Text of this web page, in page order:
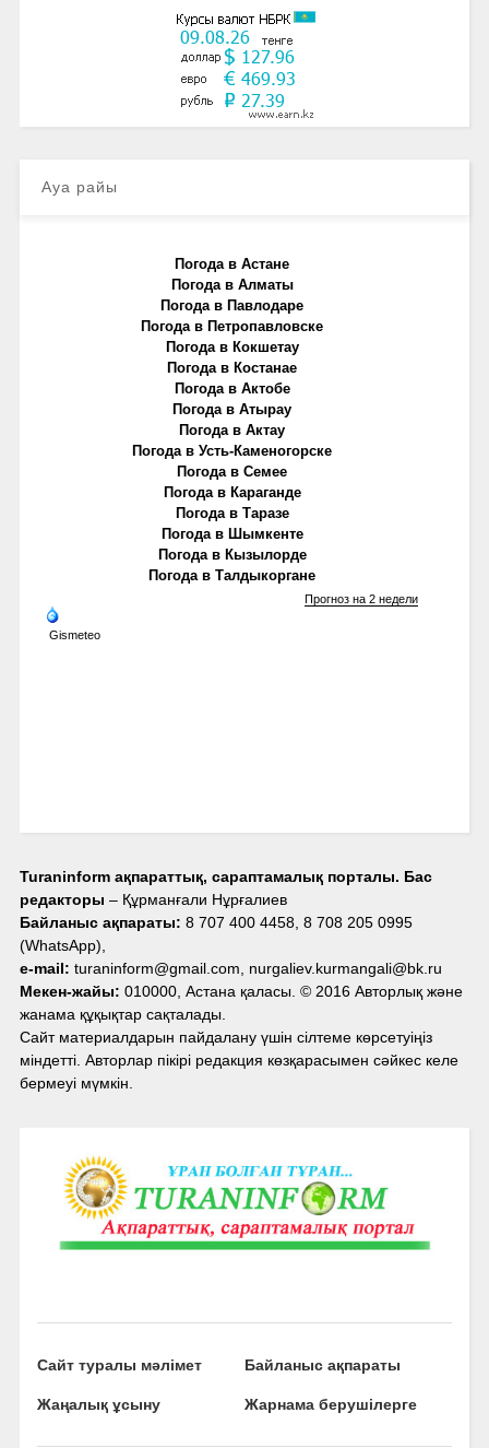
Ауа райы
Погода в Астане
Погода в Алматы
Погода в Павлодаре
Погода в Петропавловске
Погода в Кокшетау
Погода в Костанае
Погода в Актобе
Погода в Атырау
Погода в Актау
Погода в Усть-Каменогорске
Погода в Семее
Погода в Караганде
Погода в Таразе
Погода в Шымкенте
Погода в Кызылорде
Погода в Талдыкоргане
Gismeteo
Прогноз на 2 недели
Turaninform ақпараттық, сараптамалық порталы. Бас
редакторы – Құрманғали Нұрғалиев
Байланыс ақпараты: 8 707 400 4458, 8 708 205 0995
(WhatsApp),
e-mail: turaninform@gmail.com, nurgaliev.kurmangali@bk.ru
Мекен-жайы: 010000, Астана қаласы. © 2016 Авторлық және
жанама құқықтар сақталады.
Сайт материалдарын пайдалану үшін сілтеме көрсетуіңіз
міндетті. Авторлар пікірі редакция көзқарасымен сәйкес келе
бермеуі мүмкін.
Сайт туралы мәлімет Байланыс ақпараты
Жаңалық ұсыну Жарнама берушілерге